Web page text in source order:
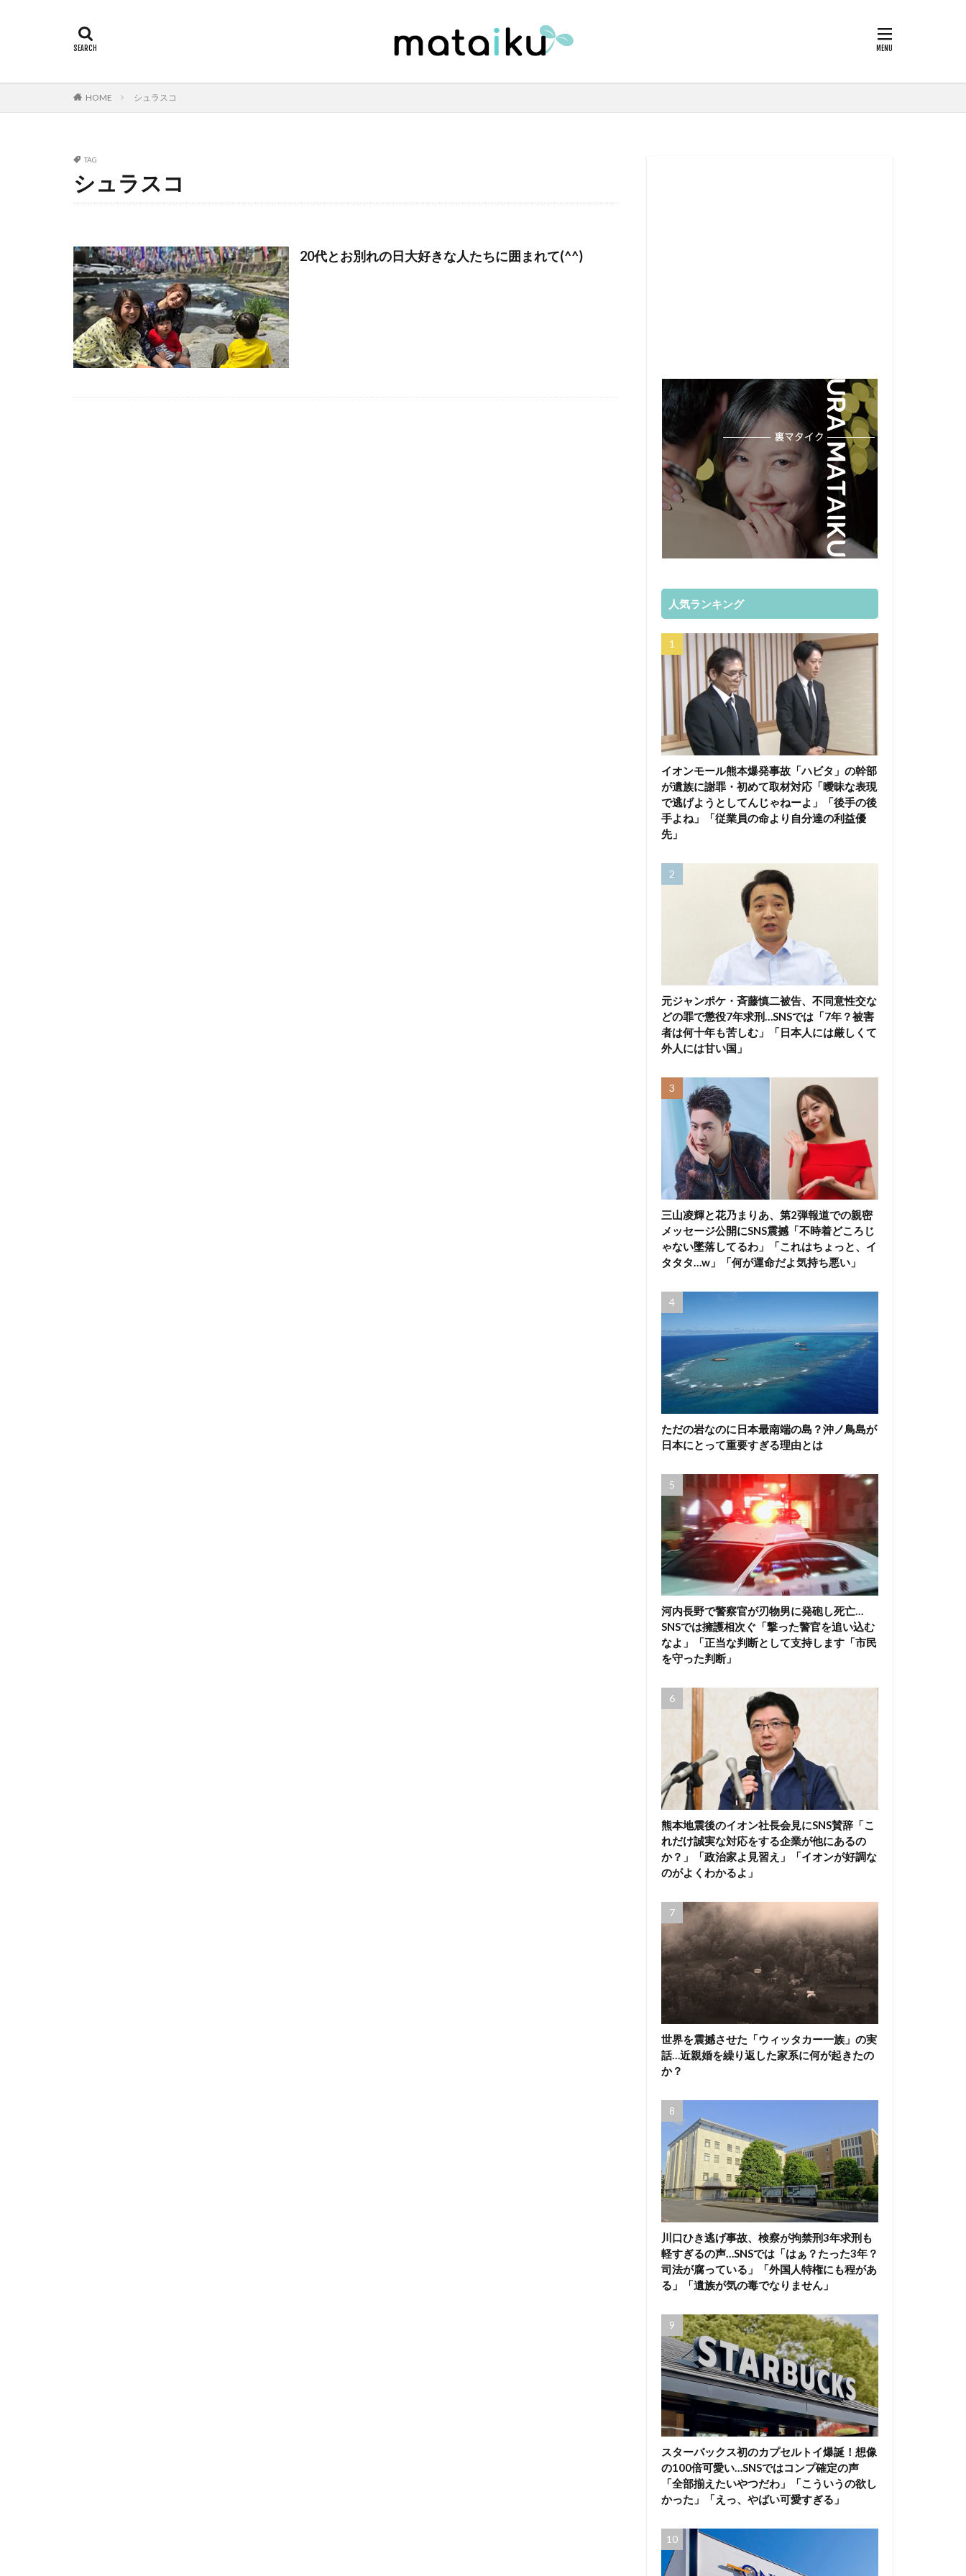
HOME シュラスコ
TAG
シュラスコ
20代とお別れの日︎大好きな人たちに囲まれて(^^)
人気ランキング
イオンモール熊本爆発事故「ハビタ」の幹部
が遺族に謝罪・初めて取材対応「曖昧な表現
で逃げようとしてんじゃねーよ」「後手の後
手よね」「従業員の命より自分達の利益優
先」
元ジャンポケ・斉藤慎二被告、不同意性交な
どの罪で懲役7年求刑…SNSでは「7年？被害
者は何十年も苦しむ」「日本人には厳しくて
外人には甘い国」
三山凌輝と花乃まりあ、第2弾報道での親密
メッセージ公開にSNS震撼「不時着どころじ
ゃない墜落してるわ」「これはちょっと、イ
タタタ…w」「何が運命だよ気持ち悪い」
ただの岩なのに日本最南端の島？沖ノ鳥島が
日本にとって重要すぎる理由とは
河内長野で警察官が刃物男に発砲し死亡…
SNSでは擁護相次ぐ「撃った警官を追い込む
なよ」「正当な判断として支持します「市民
を守った判断」
熊本地震後のイオン社長会見にSNS賛辞「こ
れだけ誠実な対応をする企業が他にあるの
か？」「政治家よ見習え」「イオンが好調な
のがよくわかるよ」
世界を震撼させた「ウィッタカー一族」の実
話…近親婚を繰り返した家系に何が起きたの
か？
川口ひき逃げ事故、検察が拘禁刑3年求刑も
軽すぎるの声…SNSでは「はぁ？たった3年？
司法が腐っている」「外国人特権にも程があ
る」「遺族が気の毒でなりません」
スターバックス初のカプセルトイ爆誕！想像
の100倍可愛い…SNSではコンプ確定の声
「全部揃えたいやつだわ」「こういうの欲し
かった」「えっ、やばい可愛すぎる」